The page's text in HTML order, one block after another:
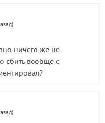
ничего же не
сбить вообще с